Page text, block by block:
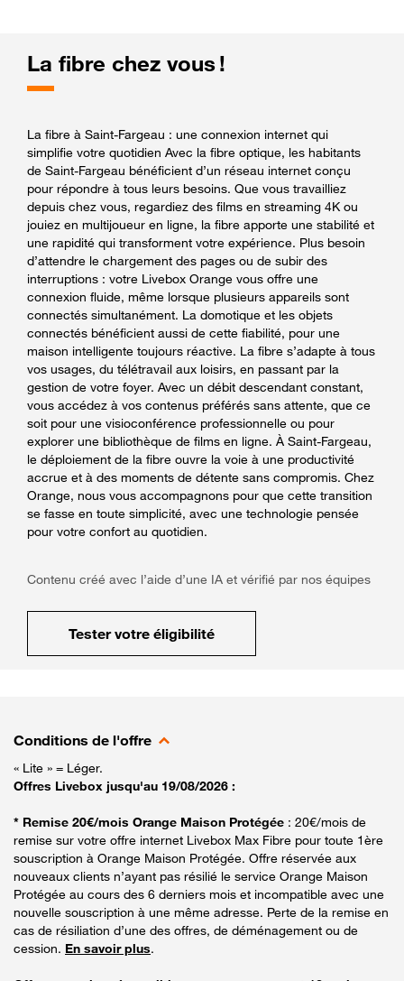
La fibre chez vous !
La fibre à Saint-Fargeau : une connexion internet qui
simplifie votre quotidien Avec la fibre optique, les habitants
de Saint-Fargeau bénéficient d’un réseau internet conçu
pour répondre à tous leurs besoins. Que vous travailliez
depuis chez vous, regardiez des films en streaming 4K ou
jouiez en multijoueur en ligne, la fibre apporte une stabilité et
une rapidité qui transforment votre expérience. Plus besoin
d’attendre le chargement des pages ou de subir des
interruptions : votre Livebox Orange vous offre une
connexion fluide, même lorsque plusieurs appareils sont
connectés simultanément. La domotique et les objets
connectés bénéficient aussi de cette fiabilité, pour une
maison intelligente toujours réactive. La fibre s’adapte à tous
vos usages, du télétravail aux loisirs, en passant par la
gestion de votre foyer. Avec un débit descendant constant,
vous accédez à vos contenus préférés sans attente, que ce
soit pour une visioconférence professionnelle ou pour
explorer une bibliothèque de films en ligne. À Saint-Fargeau,
le déploiement de la fibre ouvre la voie à une productivité
accrue et à des moments de détente sans compromis. Chez
Orange, nous vous accompagnons pour que cette transition
se fasse en toute simplicité, avec une technologie pensée
pour votre confort au quotidien.
Contenu créé avec l’aide d’une IA et vérifié par nos équipes
Tester votre éligibilité
Conditions de l'offre
« Lite » = Léger.
Offres Livebox jusqu'au 19/08/2026 :
* Remise 20€/mois Orange Maison Protégée : 20€/mois de
remise sur votre offre internet Livebox Max Fibre pour toute 1ère
souscription à Orange Maison Protégée. Offre réservée aux
nouveaux clients n’ayant pas résilié le service Orange Maison
Protégée au cours des 6 derniers mois et incompatible avec une
nouvelle souscription à une même adresse. Perte de la remise en
cas de résiliation d’une des offres, de déménagement ou de
cession. En savoir plus.